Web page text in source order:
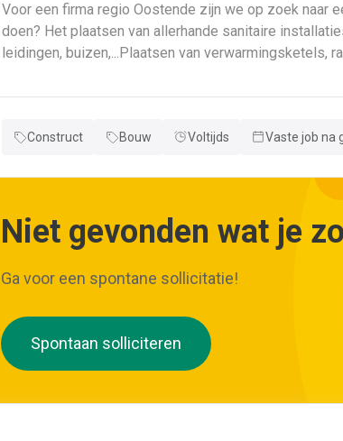
Voor een firma regio Oostende zijn we op zoek naar een
doen? Het plaatsen van allerhande sanitaire installaties + centrale verwarmingLeggen en aansluiten van
leidingen, buizen,...Plaatsen van verwarmingsketels,
Neem gerust de vacature even door! Indien je nog
Construct Bouw Voltijds Vaste job na
Niet gevonden wat je
Ga voor een spontane sollicitatie!
Spontaan solliciteren